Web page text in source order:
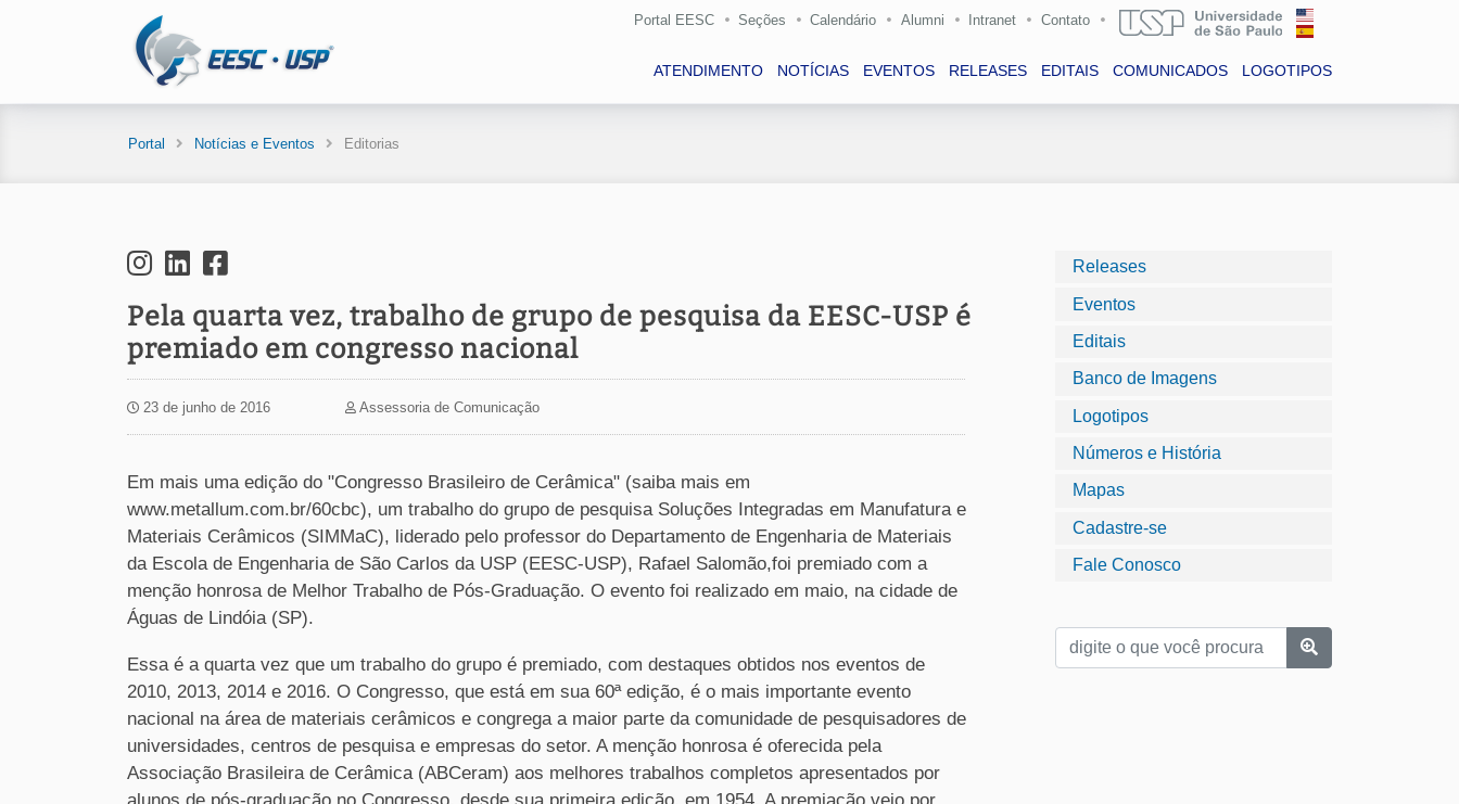
Portal EESC Seções Calendário Alumni Intranet Contato
ATENDIMENTO NOTÍCIAS EVENTOS RELEASES EDITAIS COMUNICADOS LOGOTIPOS
Portal Notícias e Eventos Editorias
Pela quarta vez, trabalho de grupo de pesquisa da EESC-USP é
premiado em congresso nacional
23 de junho de 2016 Assessoria de Comunicação
Em mais uma edição do "Congresso Brasileiro de Cerâmica" (saiba mais em
www.metallum.com.br/60cbc), um trabalho do grupo de pesquisa Soluções Integradas em Manufatura e
Materiais Cerâmicos (SIMMaC), liderado pelo professor do Departamento de Engenharia de Materiais
da Escola de Engenharia de São Carlos da USP (EESC-USP), Rafael Salomão,foi premiado com a
menção honrosa de Melhor Trabalho de Pós-Graduação. O evento foi realizado em maio, na cidade de
Águas de Lindóia (SP).
Essa é a quarta vez que um trabalho do grupo é premiado, com destaques obtidos nos eventos de
2010, 2013, 2014 e 2016. O Congresso, que está em sua 60ª edição, é o mais importante evento
nacional na área de materiais cerâmicos e congrega a maior parte da comunidade de pesquisadores de
universidades, centros de pesquisa e empresas do setor. A menção honrosa é oferecida pela
Associação Brasileira de Cerâmica (ABCeram) aos melhores trabalhos completos apresentados por
Releases
Eventos
Editais
Banco de Imagens
Logotipos
Números e História
Mapas
Cadastre-se
Fale Conosco